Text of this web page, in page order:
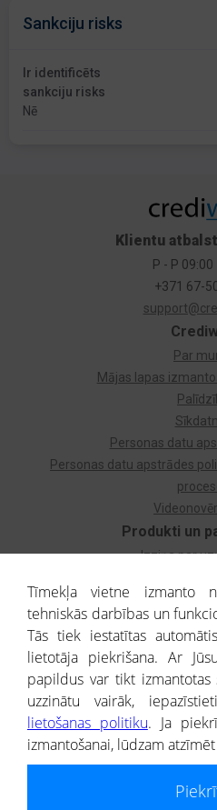
Sankciju risks
Ir identificēts
sankciju risks
Nē
Produkti un
Izziņa par
Dzimtas
Kredītizziņa par
Par
Mājas lapas
Personas datu
Personas datu apstrādes
Klientu
P - P 09:00
+371 67-
® CREDITREFORM Latvija
SIA
Tīmekļa vietne izmanto
tehniskās darbības un
Tās tiek iestatītas
lietotāja piekrišana. Ar
papildus var tikt izmantotas
uzzinātu vairāk,
lietošanas politiku. Ja
izmantošanai, lūdzam